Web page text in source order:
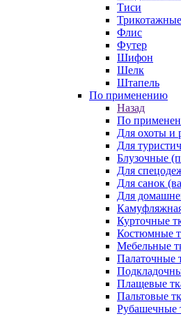
Тиси
Флис
Футер
Шифон
Шелк
Штапель
По применению
Назад
По
Для охоты и
Для
Блузочные
Для
Для санок
Для
Курточные
Костюмные
Мебельные
Палаточные
Плащевые
Пальтовые
Рубашечные